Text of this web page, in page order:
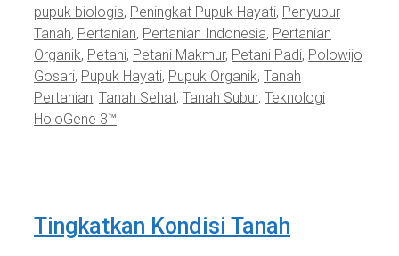
pupuk biologis, Peningkat Pupuk Hayati, Penyubur
Tanah, Pertanian, Pertanian Indonesia, Pertanian
Organik, Petani, Petani Makmur, Petani Padi, Polowijo
Gosari, Pupuk Hayati, Pupuk Organik, Tanah
Pertanian, Tanah Sehat, Tanah Subur, Teknologi
HoloGene 3™
Tingkatkan Kondisi Tanah